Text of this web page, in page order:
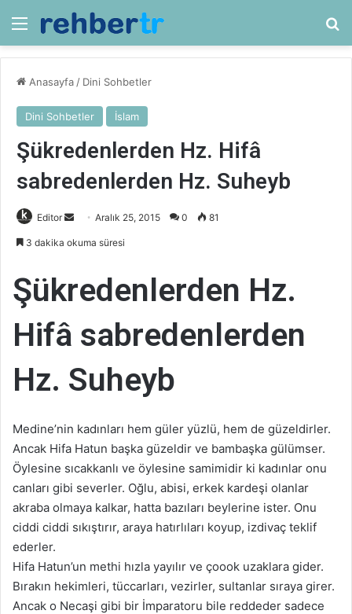
Menü
Anasayfa / Dini Sohbetler
Dini Sohbetler İslam
Şükredenlerden Hz. Hifâ
sabredenlerden Hz. Suheyb
Editor
Bir
Aralık 25, 2015 0 81
3 dakika okuma süresi
Şükredenlerden Hz.
Hifâ sabredenlerden
Hz. Suheyb
Medine’nin kadınları hem güler yüzlü, hem de güzeldirler.
Ancak Hifa Hatun başka güzeldir ve bambaşka gülümser.
Öylesine sıcakkanlı ve öylesine samimidir ki kadınlar onu
canları gibi severler. Oğlu, abisi, erkek kardeşi olanlar
akraba olmaya kalkar, hatta bazıları beylerine ister. Onu
ciddi ciddi sıkıştırır, araya hatırlıları koyup, izdivaç teklif
ederler.
Hifa Hatun’un methi hızla yayılır ve çoook uzaklara gider.
Bırakın hekimleri, tüccarları, vezirler, sultanlar sıraya girer.
Ancak o Necaşi gibi bir İmparatoru bile reddeder sadece